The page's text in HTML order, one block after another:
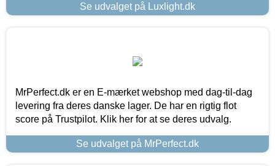
Se udvalget på Luxlight.dk
MrPerfect.dk er en E-mærket webshop med dag-til-dag
levering fra deres danske lager. De har en rigtig flot
score på Trustpilot. Klik her for at se deres udvalg.
Se udvalget på MrPerfect.dk